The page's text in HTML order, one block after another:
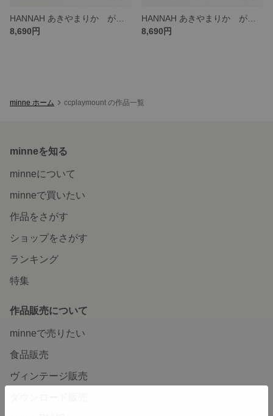
8,690円
8,690円
minne ホーム ccplaymount の作品一覧
minneを知る
minneについて
minneで買いたい
作品をさがす
ショップをさがす
ランキング
特集
作品販売について
minneで売りたい
食品販売
ヴィンテージ販売